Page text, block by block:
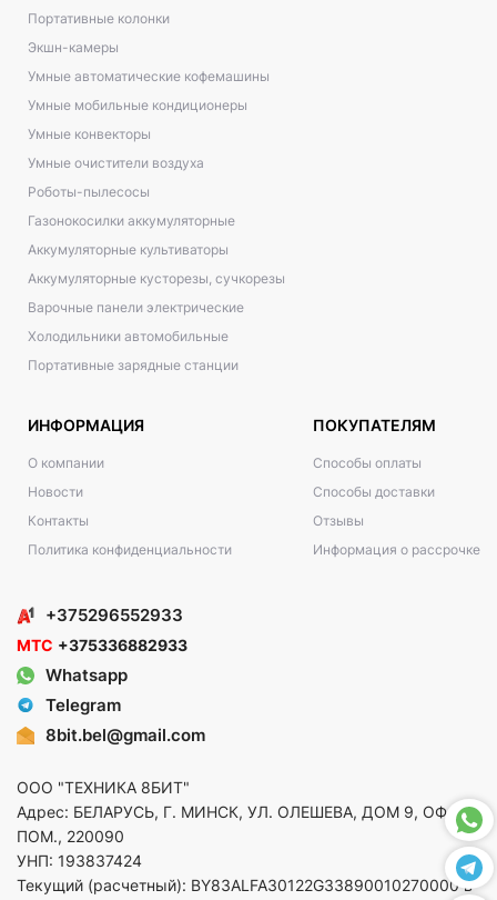
Портативные колонки
Экшн-камеры
Умные автоматические кофемашины
Умные мобильные кондиционеры
Умные конвекторы
Умные очистители воздуха
Роботы-пылесосы
Газонокосилки аккумуляторные
Аккумуляторные культиваторы
Аккумуляторные кусторезы, сучкорезы
Варочные панели электрические
Холодильники автомобильные
Портативные зарядные станции
ИНФОРМАЦИЯ
О компании
Новости
Контакты
Политика конфиденциальности
ПОКУПАТЕЛЯМ
Способы оплаты
Способы доставки
Отзывы
Информация о рассрочке
+375296552933
МТС +375336882933
Whatsapp
Telegram
8bit.bel@gmail.com
ООО "ТЕХНИКА 8БИТ"
Адрес: БЕЛАРУСЬ, Г. МИНСК, УЛ. ОЛЕШЕВА, ДОМ 9, ОФ. 5,
ПОМ., 220090
УНП: 193837424
Текущий (расчетный): BY83ALFA30122G33890010270000 в